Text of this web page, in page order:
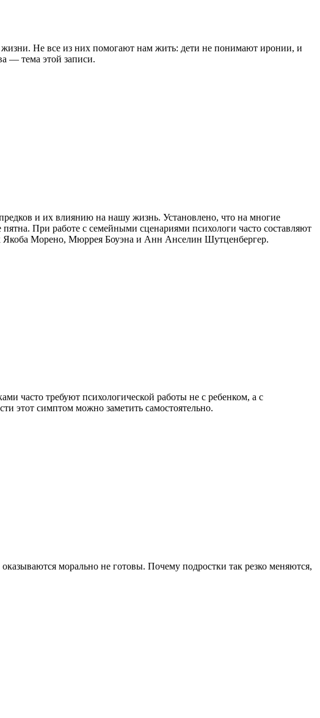
Не все из них помогают нам жить: дети не понимают иронии, и
— тема этой записи.
и их влиянию на нашу жизнь. Установлено, что на многие
При работе с семейными сценариями психологи часто составляют
Якоба Морено, Мюррея Боуэна и Анн Анселин Шутценбергер.
часто требуют психологической работы не с ребенком, а с
этот симптом можно заметить самостоятельно.
морально не готовы. Почему подростки так резко меняются,